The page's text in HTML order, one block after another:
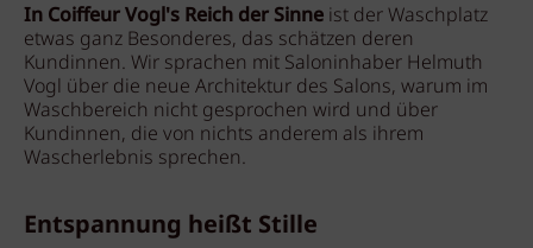
In Coiffeur Vogl's Reich der Sinne ist der Waschplatz
etwas ganz Besonderes, das schätzen deren
Kundinnen. Wir sprachen mit Saloninhaber Helmuth
Vogl über die neue Architektur des Salons, warum im
Waschbereich nicht gesprochen wird und über
Kundinnen, die von nichts anderem als ihrem
Wascherlebnis sprechen.
Entspannung heißt Stille